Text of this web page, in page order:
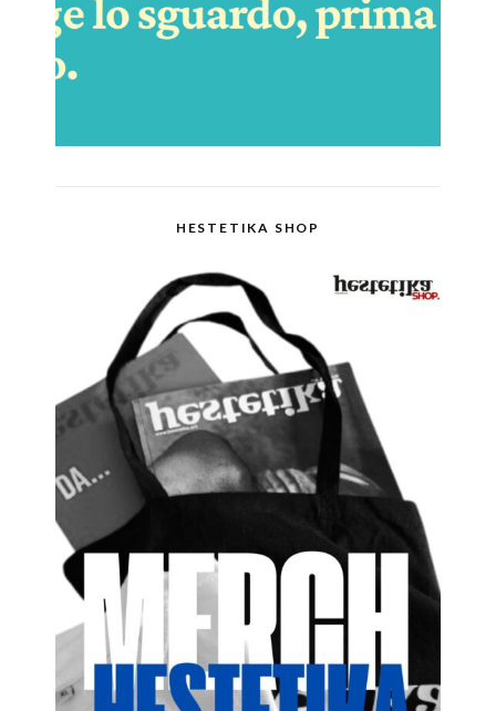
HESTETIKA SHOP